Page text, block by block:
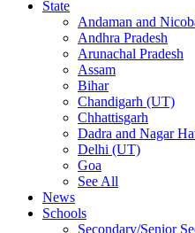
State
Andaman and
Andhra Pradesh
Arunachal Pradesh
Assam
Bihar
Chandigarh (UT)
Chhattisgarh
Dadra and Nagar
Delhi (UT)
Goa
See All
News
Schools
Secondary/Senior